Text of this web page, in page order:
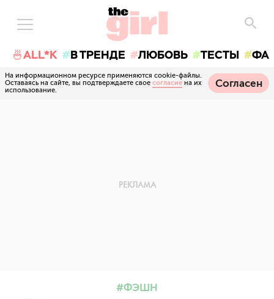
🍜ALL*K В ТРЕНДЕ ЛЮБОВЬ ТЕСТЫ
На информационном ресурсе применяются cookie-файлы.
Оставаясь на сайте, вы подтверждаете свое согласие на их
использование.
Согласен
ФЭШН